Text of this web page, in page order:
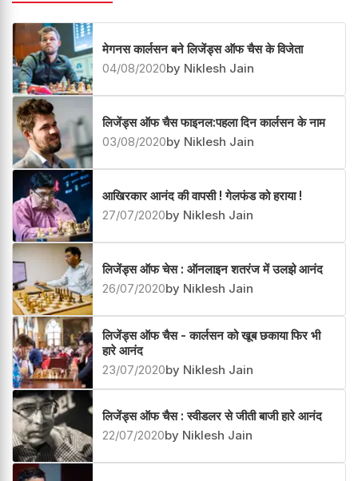
मेगनस कार्लसन बने लिजेंड्स ऑफ चैस के विजेता
04/08/2020by Niklesh Jain
लिजेंड्स ऑफ चैस फाइनल:पहला दिन कार्लसन के नाम
03/08/2020by Niklesh Jain
आखिरकार आनंद की वापसी ! गेलफंड को हराया !
27/07/2020by Niklesh Jain
लिजेंड्स ऑफ चेस : ऑनलाइन शतरंज में उलझे आनंद
26/07/2020by Niklesh Jain
लिजेंड्स ऑफ चैस - कार्लसन को खूब छकाया फिर भी
हारे आनंद
23/07/2020by Niklesh Jain
लिजेंड्स ऑफ चैस : स्वीडलर से जीती बाजी हारे आनंद
22/07/2020by Niklesh Jain